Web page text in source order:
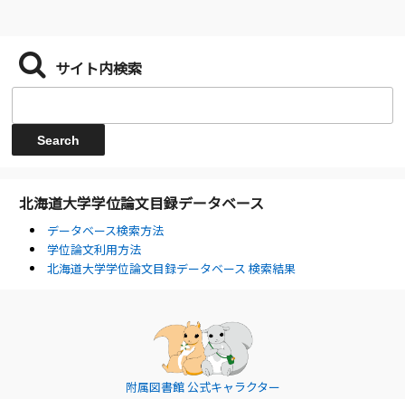
サイト内検索
北海道大学学位論文目録データベース
データベース検索方法
学位論文利用方法
北海道大学学位論文目録データベース 検索結果
附属図書館 公式キャラクター